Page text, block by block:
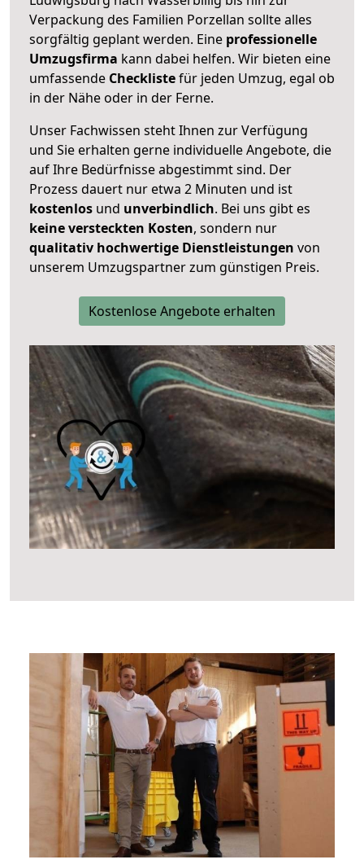
Verpackung des Familien Porzellan sollte alles
sorgfältig geplant werden. Eine professionelle
Umzugsfirma kann dabei helfen. Wir bieten eine
umfassende Checklistefür jeden Umzug, egal ob
in der Nähe oder in der Ferne.
Unser Fachwissen steht Ihnen zur Verfügung
und Sie erhalten gerne individuelle Angebote, die
auf Ihre Bedürfnisse abgestimmt sind. Der
Prozess dauert nur etwa 2 Minuten und ist
kostenlos und unverbindlich. Bei uns gibt es
keine versteckten Kosten, sondern nur
qualitativ hochwertige Dienstleistungen von
unserem Umzugspartner zum günstigen Preis.
Kostenlose Angebote erhalten